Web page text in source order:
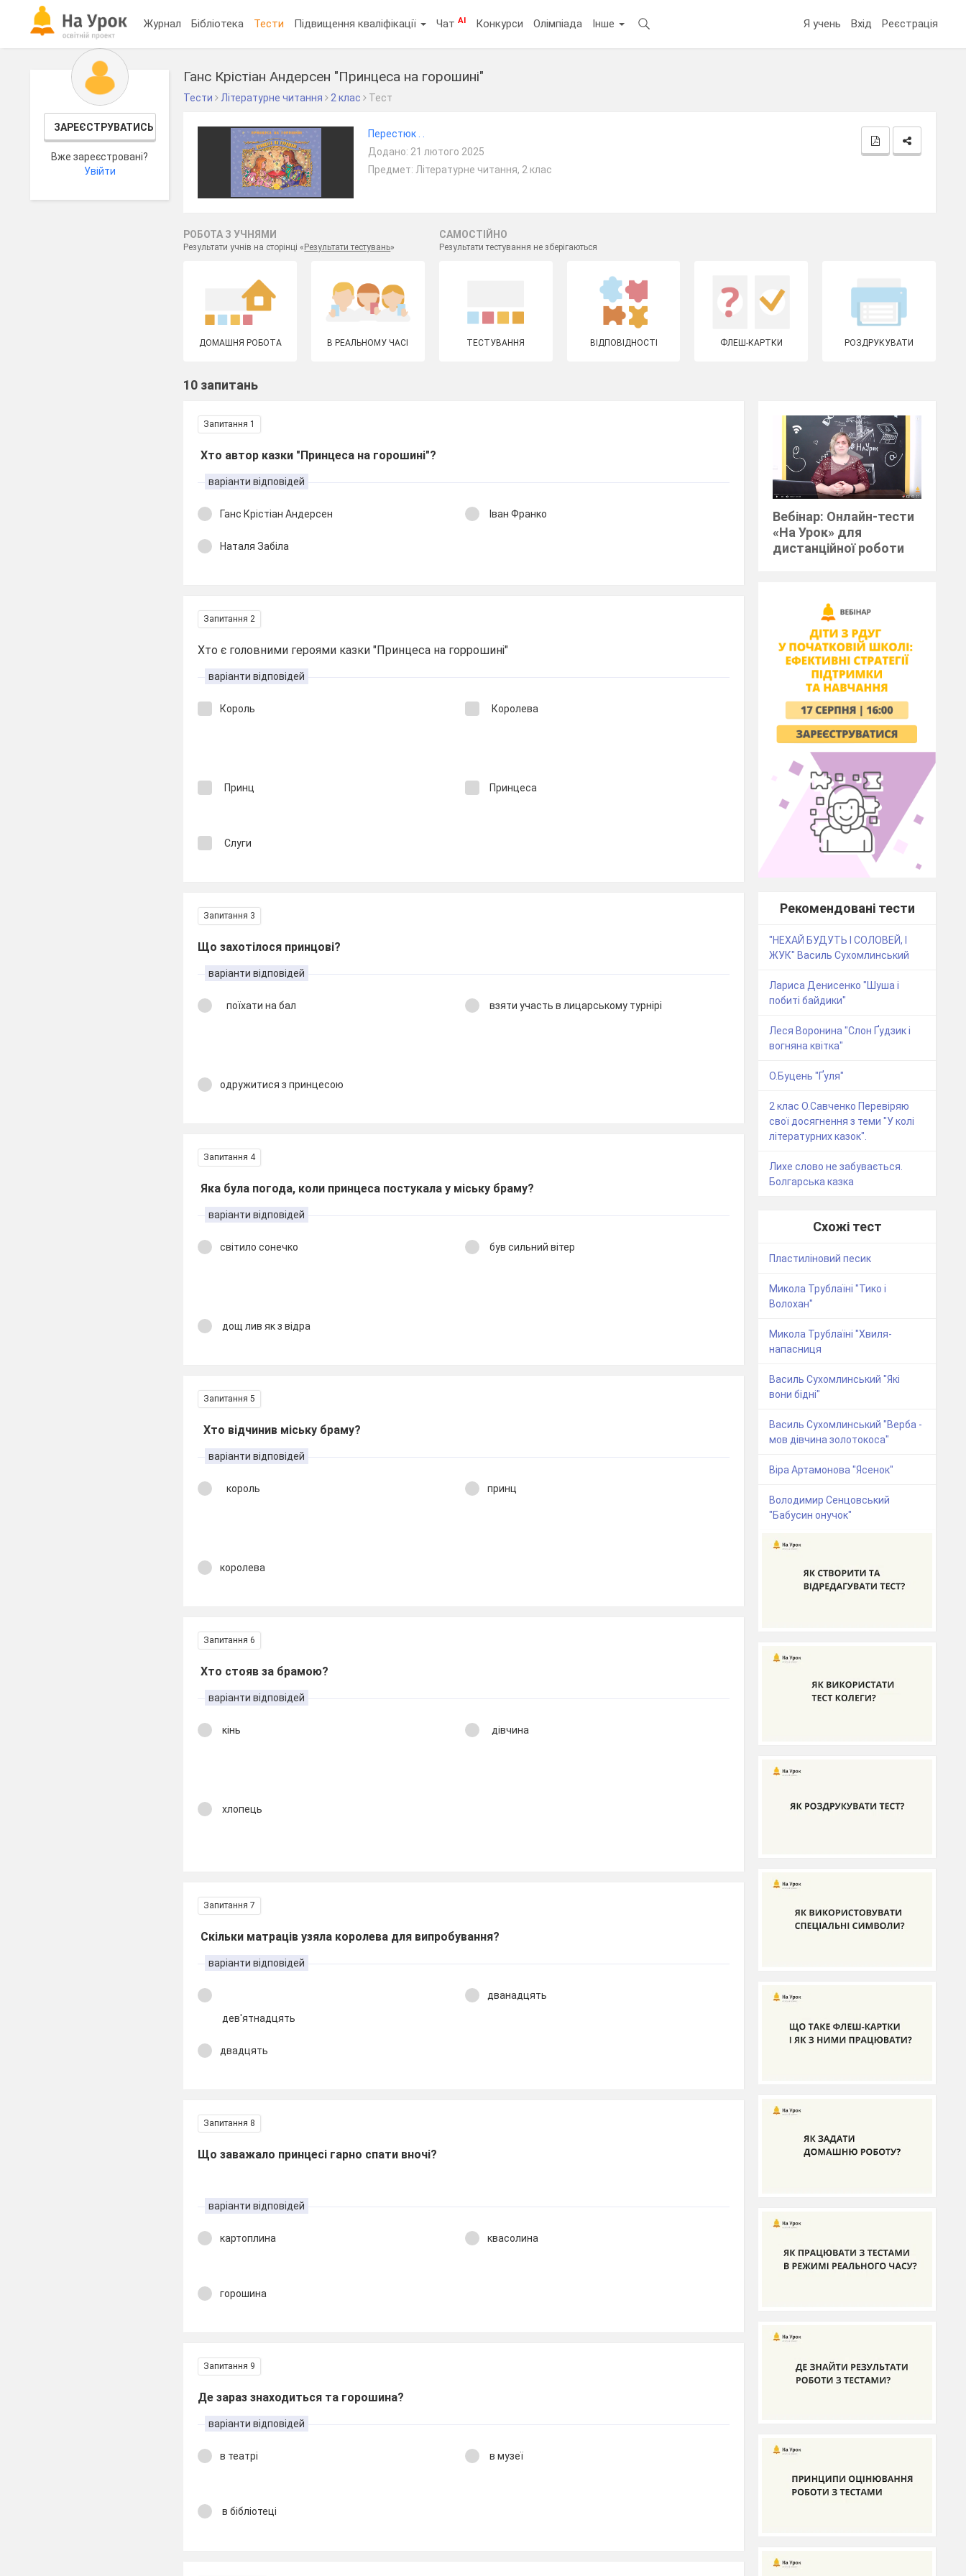
Журнал Бібліотека Тести Підвищення кваліфікації ЧатAI Конкурси Олімпіада Інше Я учень Вхід Реєстрація
ЗАРЕЄСТРУВАТИСЬ
Вже зареєстровані?
Увійти
Ганс Крістіан Андерсен "Принцеса на горошині"
Тести Літературне читання 2 клас Тест
Перестюк . .
Додано: 21 лютого 2025
Предмет: Літературне читання, 2 клас
РОБОТА З УЧНЯМИ
Результати учнів на сторінці « Результати тестувань»
САМОСТІЙНО
Результати тестування не зберігаються
ДОМАШНЯ РОБОТА В РЕАЛЬНОМУ ЧАСІ ТЕСТУВАННЯ ВІДПОВІДНОСТІ ФЛЕШ-КАРТКИ РОЗДРУКУВАТИ
10 запитань
Запитання 1
Хто автор казки "Принцеса на горошині"?
варіанти відповідей
Ганс Крістіан Андерсен Іван Франко
Наталя Забіла
Запитання 2
Хто є головними героями казки "Принцеса на горрошині"
варіанти відповідей
Король Королева
Принц Принцеса
Слуги
Запитання 3
Що захотілося принцові?
варіанти відповідей
поїхати на бал взяти участь в лицарському турнірі
одружитися з принцесою
Запитання 4
Яка була погода, коли принцеса постукала у міську браму?
варіанти відповідей
світило сонечко був сильний вітер
дощ лив як з відра
Запитання 5
Хто відчинив міську браму?
варіанти відповідей
король принц
королева
Запитання 6
Хто стояв за брамою?
варіанти відповідей
кінь дівчина
хлопець
Запитання 7
Скільки матраців узяла королева для випробування?
варіанти відповідей
дев'ятнадцять
дванадцять
двадцять
Запитання 8
Що заважало принцесі гарно спати вночі?
варіанти відповідей
картоплина квасолина
горошина
Запитання 9
Де зараз знаходиться та горошина?
варіанти відповідей
в театрі в музеї
в бібліотеці
Вебінар: Онлайн-тести
«На Урок» для
дистанційної роботи
Рекомендовані тести
"НЕХАЙ БУДУТЬ І СОЛОВЕЙ, І
ЖУК" Василь Сухомлинський
Лариса Денисенко "Шуша і
побиті байдики"
Леся Воронина "Слон Ґудзик і
вогняна квітка"
О.Буцень "Ґуля"
2 клас О.Савченко Перевіряю
свої досягнення з теми "У колі
літературних казок".
Лихе слово не забувається.
Болгарська казка
Схожі тест
Пластиліновий песик
Микола Трублаїні "Тико і
Волохан"
Микола Трублаїні "Хвиля-
напасниця
Василь Сухомлинський "Які
вони бідні"
Василь Сухомлинський "Верба -
мов дівчина золотокоса"
Віра Артамонова "Ясенок"
Володимир Сенцовський
"Бабусин онучок"